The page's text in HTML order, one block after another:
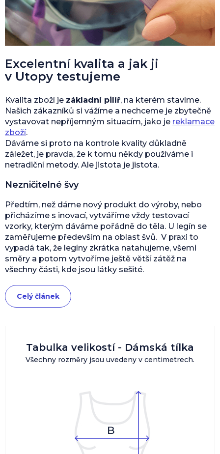
Tabulka velikostí - Dámská tílka
Všechny rozměry jsou uvedeny v centimetrech.
Excelentní kvalita a jak ji
v Utopy testujeme
Kvalita zboží je základní pilíř, na kterém stavíme.
Našich zákazníků si vážíme a nechceme je zbytečně
vystavovat nepříjemným situacím, jako je reklamace
zboží.
Dáváme si proto na kontrole kvality důkladně
záležet, je pravda, že k tomu někdy používáme i
netradiční metody. Ale jistota je jistota.
Nezničitelné švy
Předtím, než dáme nový produkt do výroby, nebo
přicházíme s inovací, vytváříme vždy testovací
vzorky, kterým dáváme pořádně do těla. U legín se
zaměřujeme především na oblast švů. V praxi to
vypadá tak, že legíny zkrátka natahujeme, všemi
směry a potom vytvoříme ještě větší zátěž na
všechny části, kde jsou látky sešité.
Celý článek